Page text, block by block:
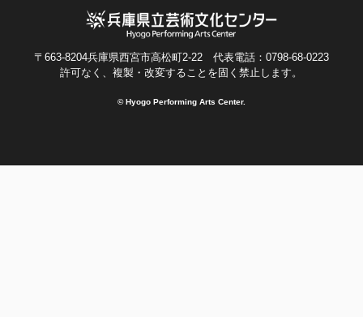
〒663-8204兵庫県西宮市高松町2-22 代表電話：0798-68-0223
許可なく、複製・改変することを固く禁止します。
© Hyogo Performing Arts Center.